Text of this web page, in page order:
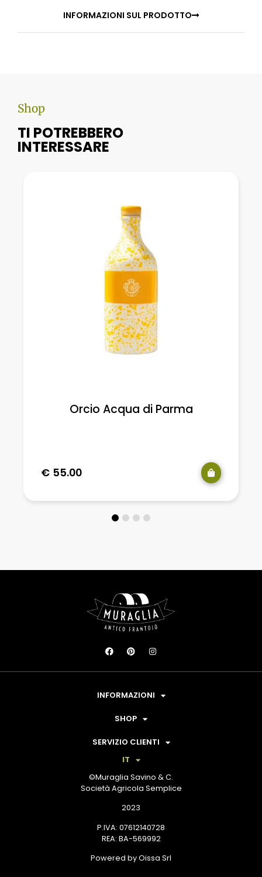
INFORMAZIONI SUL PRODOTTO
Shop
TI POTREBBERO
INTERESSARE
Orcio Acqua di Parma
€ 55.00
INFORMAZIONI
SHOP
SERVIZIO CLIENTI
IT
©Muraglia Savino & C.
Società Agricola Semplice
2023
P.IVA: 07612140728
REA: BA-569992
Powered by Oissa Srl